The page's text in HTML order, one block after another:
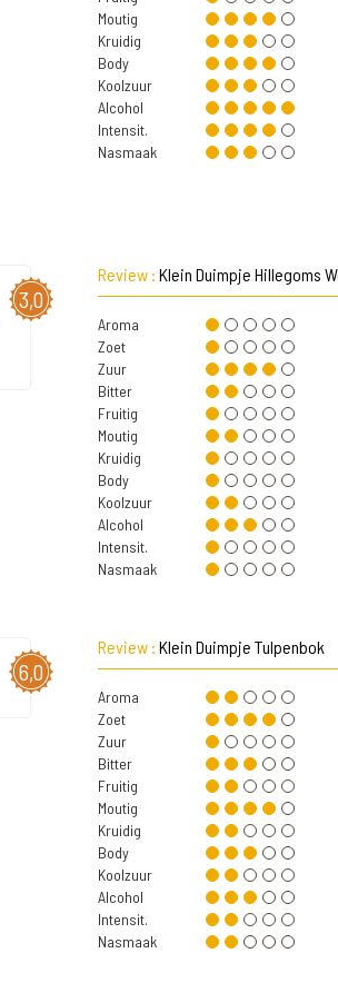
Moutig
Kruidig
Body
Koolzuur
Alcohol
Intensit.
Nasmaak
3,0
Review : Klein Duimpje Hillegoms
Aroma
Zoet
Zuur
Bitter
Fruitig
Moutig
Kruidig
Body
Koolzuur
Alcohol
Intensit.
Nasmaak
6,0
Review : Klein Duimpje Tulpenbok
Aroma
Zoet
Zuur
Bitter
Fruitig
Moutig
Kruidig
Body
Koolzuur
Alcohol
Intensit.
Nasmaak